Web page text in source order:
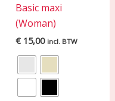
Basic maxi
(Woman)
€15,00 incl. BTW